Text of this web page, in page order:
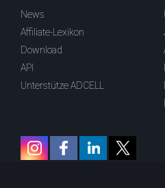
News
Affiliate-Lexikon
Download
API
Unterstütze ADCELL